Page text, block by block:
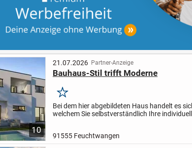
10
21.07.2026 Partner-Anzeige
Bauhaus-Stil trifft Moderne
Merken
Bei dem hier abgebildeten Haus handelt es
welchem Sie selbstverständlich Ihre
91555 Feuchtwangen